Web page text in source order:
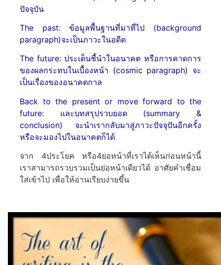
ปัจจุบัน
The past: ข้อมูลพื้นฐานที่มาที่ไป (background
paragraph)จะเป็นภาวะในอดีต
The future: ประเด็นชี้นำในอนาคต หรือการคาดการ
ของผลกระทบในเบื้องหน้า (cosmic paragraph) จะ
เป็นเรื่องของอนาคตกาล
Back to the present or move forward to the
future: และบทสรุปรวบยอด (summary &
conclusion) จะนำเรากลับมาสู่ภาวะปัจจุปันอีกครั้ง
หรือจะมองไปในอนาคตก็ได้
จาก 4ประโยค หรือ4ย่อหน้าที่เราได้เห็นก่อนหน้านี้
เราสามารถรวบรวมเป็นย่อหน้าเดียวได้ อาศัยคำเชื่อม
ใส่เข้าไป เพื่อให้อ่านเรียบง่ายขึ้น